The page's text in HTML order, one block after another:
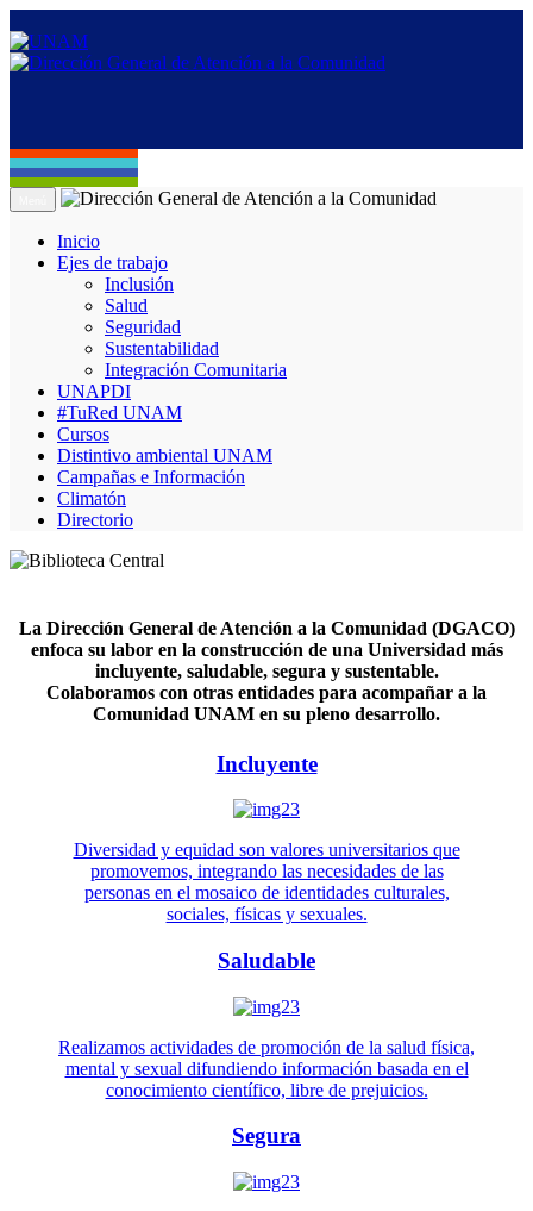
Inicio
Ejes de trabajo
Inclusión
Salud
Seguridad
Sustentabilidad
Integración Comunitaria
UNAPDI
#TuRed UNAM
Cursos
Distintivo ambiental UNAM
Campañas e Información
Climatón
Directorio
La Dirección General de Atención a la Comunidad (DGACO)
enfoca su labor en la construcción de una Universidad más
incluyente, saludable, segura y sustentable.
Colaboramos con otras entidades para acompañar a la
Comunidad UNAM en su pleno desarrollo.
Incluyente
Diversidad y equidad son valores universitarios que
promovemos, integrando las necesidades de las
personas en el mosaico de identidades culturales,
sociales, físicas y sexuales.
Saludable
Realizamos actividades de promoción de la salud física,
mental y sexual difundiendo información basada en el
conocimiento científico, libre de prejuicios.
Segura